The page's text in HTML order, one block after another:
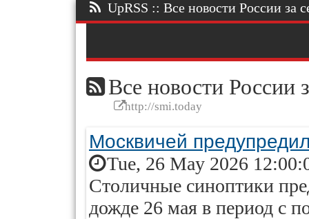
UpRSS :: Все новости России за
Все новости России
http://smi.today
Москвичей
Tue, 26 May 2026
Столичные синоптики
дожде 26 мая в период с